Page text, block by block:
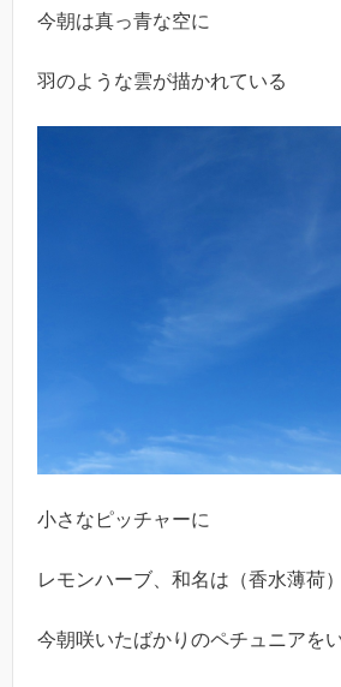
今朝は真っ青な空に
羽のような雲が描かれている
小さなピッチャーに
レモンハーブ、和名は（香水薄荷
今朝咲いたばかりのペチュニアを